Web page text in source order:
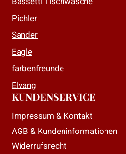
Pichler
Sander
Eagle
farbenfreunde
Elvang
KUNDENSERVICE
Impressum & Kontakt
AGB & Kundeninformationen
Widerrufsrecht